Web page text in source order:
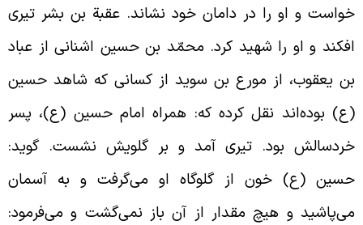
و او را در دامان خود نشاند. عقبة بن بشر تیری
و او را شهید کرد.محمّد بن حسین اشنانی از عباد
یعقوب، از مورع بن سوید از کسانی که شاهد حسین
بوده‌اند نقل کرده که: همراه امام حسین (ع)، پسر
بود. تیری آمد و بر گلویش نشست. گوید:
(ع) خون از گلوگاه او می‌گرفت و به آسمان
و هیچ مقدار از آن باز نمی‌گشت و می‌فرمود: